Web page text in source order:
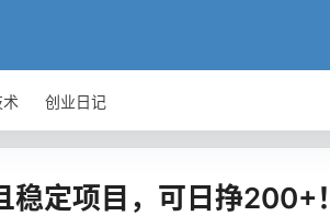
术 创业日记
定项目，可日挣200+！